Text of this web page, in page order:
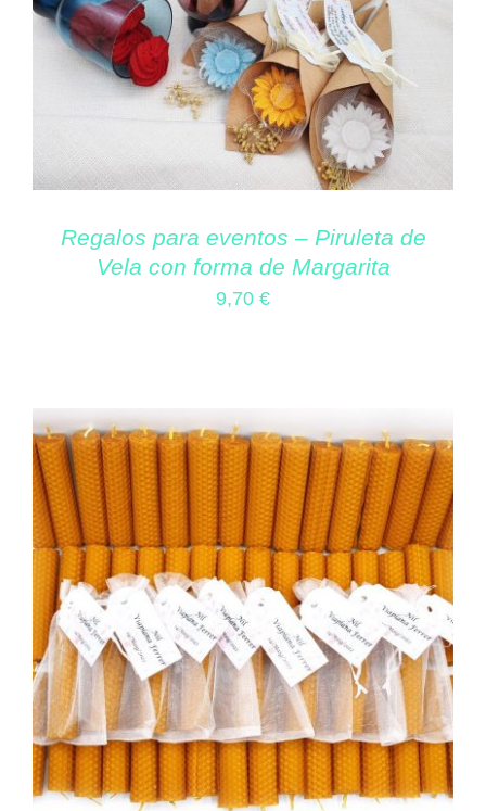
Regalos para eventos – Piruleta de
Vela con forma de Margarita
9,70 €